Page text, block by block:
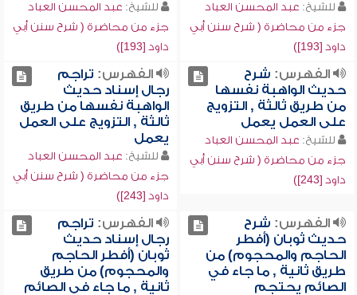
للشيخ: عبد المحسن العباد
جزء من محاضرة ( شرح سنن أبي
داود [193])
للشيخ: عبد المحسن العباد
جزء من محاضرة ( شرح سنن أبي
داود [193])
الفهرس: شرح
حديث الواهبة نفسها
من طريق ثالثة , التزويج
على العمل يعمل
للشيخ: عبد المحسن العباد
جزء من محاضرة ( شرح سنن أبي
داود [243])
الفهرس: تراجم
رجال إسناد حديث
الواهبة نفسها من طريق
ثالثة , التزويج على العمل
يعمل
للشيخ: عبد المحسن العباد
جزء من محاضرة ( شرح سنن أبي
داود [243])
الفهرس: شرح
حديث ثوبان (أفطر
الحاجم والمحجوم) من
طريق ثانية , ما جاء في
الصائم يحتجم
الفهرس: تراجم
رجال إسناد حديث
ثوبان (أفطر الحاجم
والمحجوم) من طريق
ثانية , ما جاء في الصائم